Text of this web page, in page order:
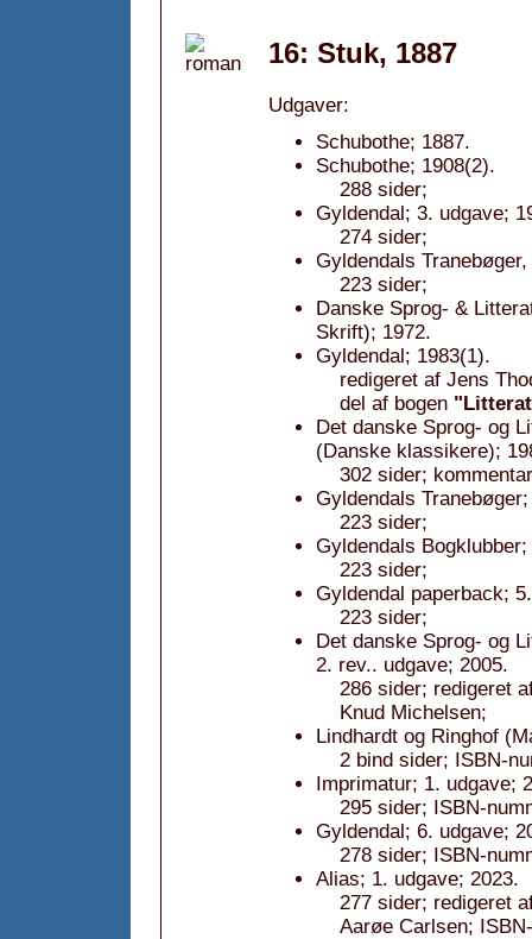
16: Stuk, 1887
Udgaver:
Schubothe; 1887.
Schubothe; 1908(2).
288 sider;
Gyldendal; 3. udgave;
274 sider;
Gyldendals
223 sider;
Danske Sprog- &
Skrift); 1972.
Gyldendal; 1983(1).
redigeret af Jens
del af bogen
Det danske Sprog- og
(Danske klassikere);
302 sider;
Gyldendals
223 sider;
Gyldendals Bogklubber;
223 sider;
Gyldendal paperback;
223 sider;
Det danske Sprog- og
2. rev.. udgave; 2005.
286 sider; redigeret
Knud Michelsen;
Lindhardt og Ringhof
2 bind sider; ISBN-
Imprimatur; 1. udgave;
295 sider; ISBN-
Gyldendal; 6. udgave;
278 sider; ISBN-
Alias; 1. udgave; 2023.
277 sider; redigeret
Aarøe Carlsen;